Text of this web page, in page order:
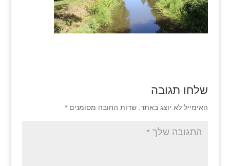
שלחו תגובה
האימייל לא יוצג באתר. שדות החובה מסומנים *